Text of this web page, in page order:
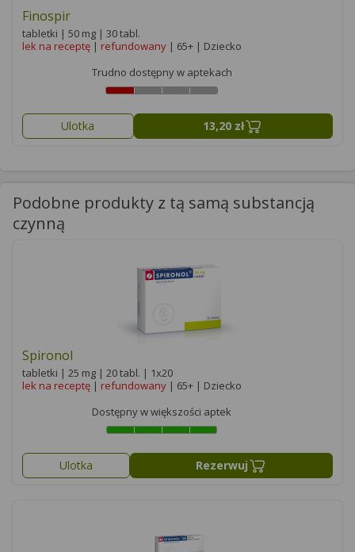
Finospir
tabletki | 50 mg | 30 tabl.
lek na receptę | refundowany | 65+ | Dziecko
Trudno dostępny w aptekach
Ulotka 13,20 zł
Podobne produkty z tą samą substancją
czynną
Spironol
tabletki | 25 mg | 20 tabl. | 1x20
lek na receptę | refundowany | 65+ | Dziecko
Dostępny w większości aptek
Ulotka Rezerwuj